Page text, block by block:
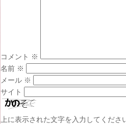
コメント ※
名前 ※
メール ※
サイト
上に表示された文字を入力してくださ